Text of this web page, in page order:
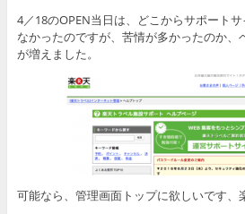
4／18のOPEN当日は、どこからサポート
なかったのですが、苦情が多かったのか、
が増えました。
可能なら、管理画面トップに欲しいです、